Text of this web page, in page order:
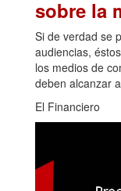
sobre la
Si de verdad se
audiencias,
los medios de
deben alcanzar
El Financiero